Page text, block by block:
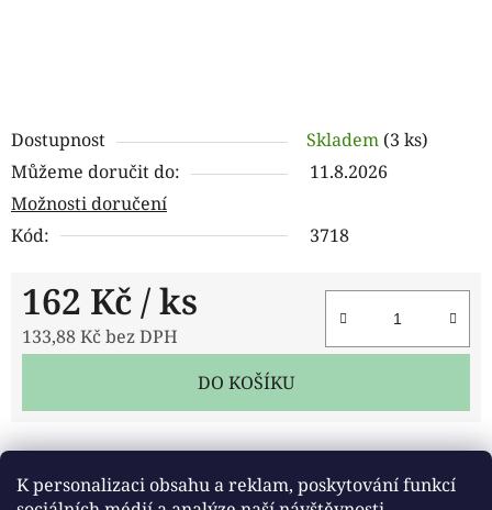
K personalizaci obsahu a reklam, poskytování funkcí
Dostupnost Skladem (3 ks)
Můžeme doručit do:
11.8.2026
Možnosti doručení
Kód:
3718
162 Kč / ks
133,88 Kč bez DPH
DO KOŠÍKU